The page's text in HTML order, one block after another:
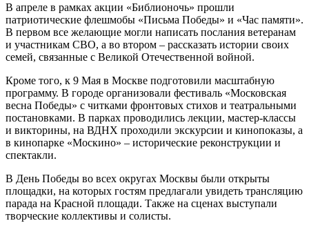
В апреле в рамках акции «Библионочь» прошли
патриотические флешмобы «Письма Победы» и «Час памяти».
В первом все желающие могли написать послания ветеранам
и участникам СВО, а во втором – рассказать истории своих
семей, связанные с Великой Отечественной войной.
Кроме того, к 9 Мая в Москве подготовили масштабную
программу. В городе организовали фестиваль «Московская
весна Победы» с читками фронтовых стихов и театральными
постановками. В парках проводились лекции, мастер-классы
и викторины, на ВДНХ проходили экскурсии и кинопоказы, а
в кинопарке «Москино» – исторические реконструкции и
спектакли.
В День Победы во всех округах Москвы были открыты
площадки, на которых гостям предлагали увидеть трансляцию
парада на Красной площади. Также на сценах выступали
творческие коллективы и солисты.